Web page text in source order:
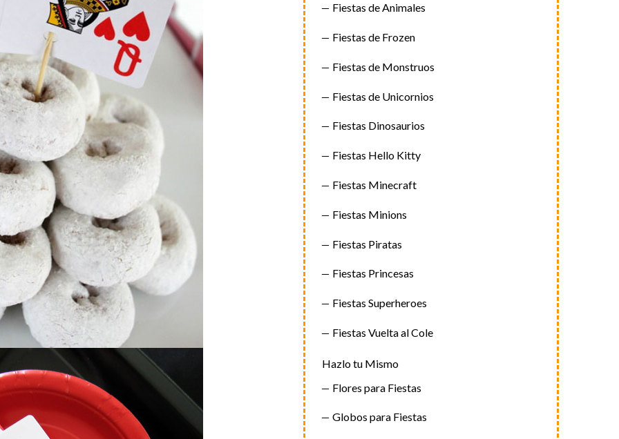
Fiestas de Animales
Fiestas de Frozen
Fiestas de Monstruos
Fiestas de Unicornios
Fiestas Dinosaurios
Fiestas Hello Kitty
Fiestas Minecraft
Fiestas Minions
Fiestas Piratas
Fiestas Princesas
Fiestas Superheroes
Fiestas Vuelta al Cole
Hazlo tu Mismo
Flores para Fiestas
Globos para Fiestas